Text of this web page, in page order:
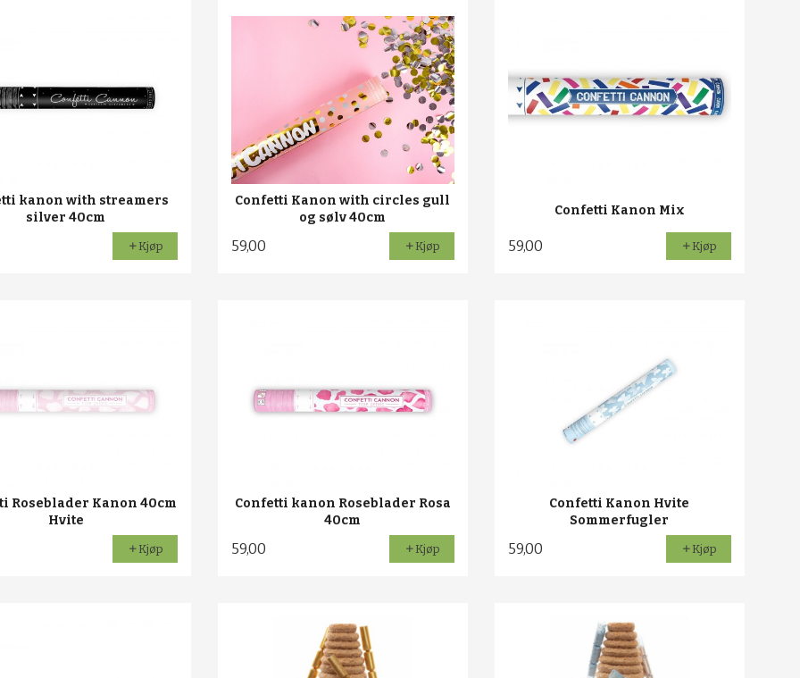
kanon with streamers
silver 40cm
Kjøp
Confetti Kanon with circles gull
og sølv 40cm
59,00 Kjøp
Confetti Kanon Mix
59,00 Kjøp
Roseblader Kanon 40cm
Hvite
Kjøp
Confetti kanon Roseblader Rosa
40cm
59,00 Kjøp
Confetti Kanon Hvite
Sommerfugler
59,00 Kjøp